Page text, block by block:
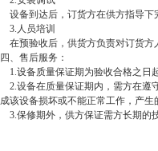
设备到达后，订货方在供方指导下
3.人员培训
在预验收后，供货方负责对订货方
四、 售后服务：
1.设备质量保证期为验收合格之日
2.设备在质量保证期内，需方在遵
成该设备损坏或不能正常工作，产生
3.保修期外，供方保证需方长期的